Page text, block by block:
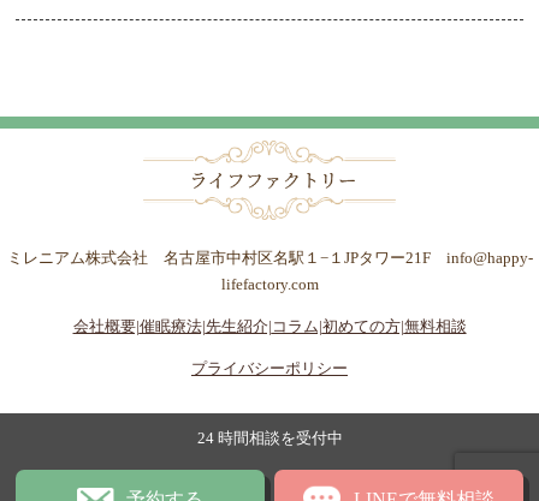
ミレニアム株式会社 名古屋市中村区名駅１−１JPタワー21F info@happy-
lifefactory.com
会社概要|催眠療法|先生紹介| コラム|初めての方|無料相談
プライバシーポリシー
24 時間相談を受付中